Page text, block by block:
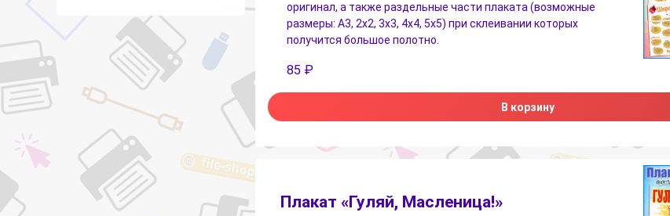
оригинал, а также раздельные части плаката (возможные
размеры: А3, 2х2, 3х3, 4х4, 5х5) при склеивании которых
получится большое полотно.
85 ₽
В корзину
Плакат «Гуляй, Масленица!»